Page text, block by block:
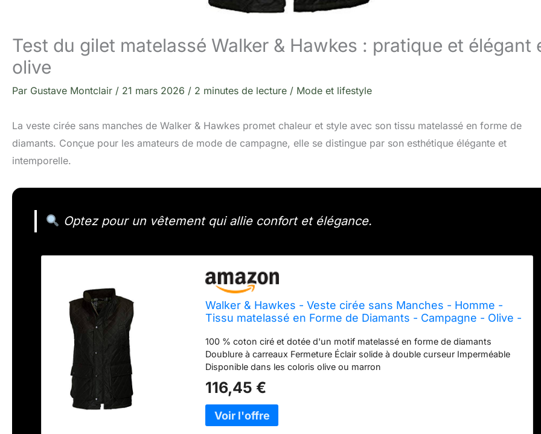
Test du gilet matelassé Walker & Hawkes : pratique et élégant
olive
Par Gustave Montclair / 21 mars 2026 / 2 minutes de lecture / Mode et lifestyle
La veste cirée sans manches de Walker & Hawkes promet chaleur et style avec son tissu matelassé en forme de
diamants. Conçue pour les amateurs de mode de campagne, elle se distingue par son esthétique élégante et
intemporelle.
Optez pour un vêtement qui allie confort et élégance.
Walker & Hawkes - Veste cirée sans Manches - Homme -
Tissu matelassé en Forme de Diamants - Campagne - Olive -
100 % coton ciré et dotée d'un motif matelassé en forme de diamants
Doublure à carreaux Fermeture Éclair solide à double curseur Imperméable
Disponible dans les coloris olive ou marron
116,45 €